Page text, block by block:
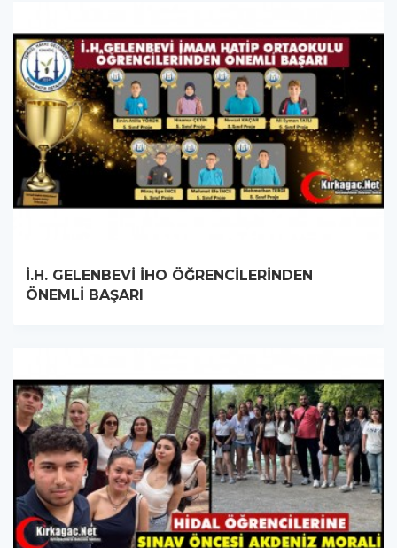
İ.H. GELENBEVİ İHO ÖĞRENCİLERİNDEN
ÖNEMLİ BAŞARI